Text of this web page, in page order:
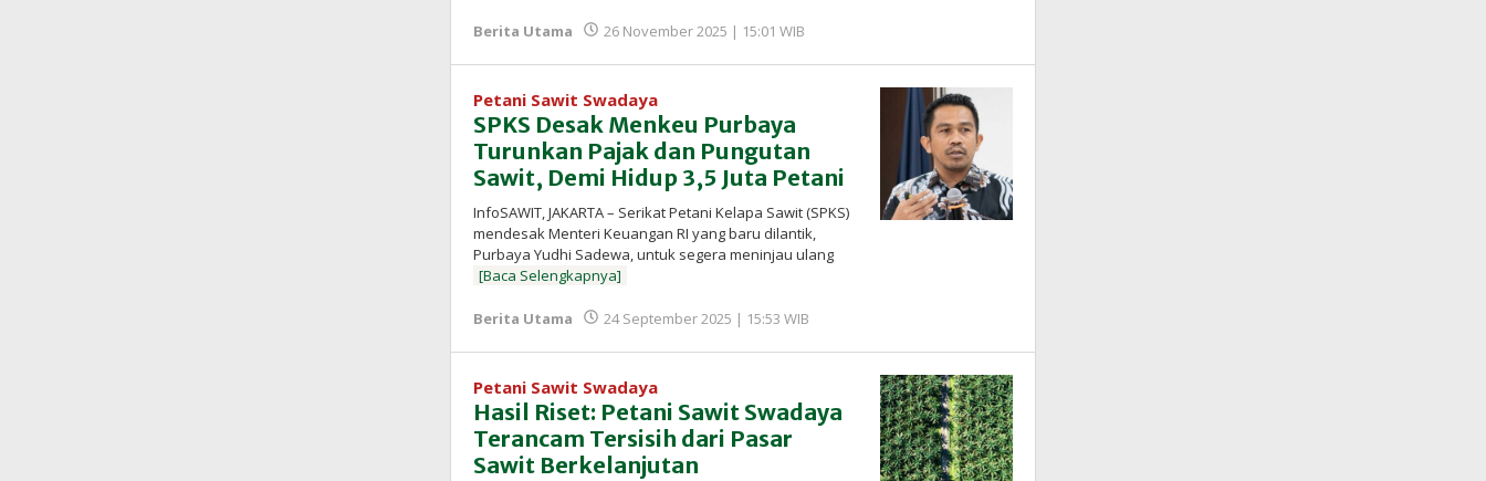
Berita Utama 26 November 2025 | 15:01 WIB
InfoSAWIT
Petani Sawit Swadaya
SPKS Desak Menkeu Purbaya
Turunkan Pajak dan Pungutan
Sawit, Demi Hidup 3,5 Juta Petani
InfoSAWIT, JAKARTA – Serikat Petani Kelapa Sawit (SPKS)
mendesak Menteri Keuangan RI yang baru dilantik,
Purbaya Yudhi Sadewa, untuk segera meninjau ulang
[Baca Selengkapnya]
Berita Utama 24 September 2025 | 15:53 WIB
InfoSAWIT
Petani Sawit Swadaya
Hasil Riset: Petani Sawit Swadaya
Terancam Tersisih dari Pasar
Sawit Berkelanjutan